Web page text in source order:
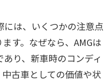
には、いくつかの注意点
す。なぜなら、AMGは
り、新車時のコンディ
古車としての価値や状